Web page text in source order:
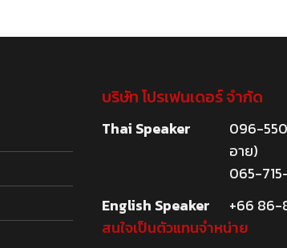
บริษัท โปรเฟนเดอร์ จำกัด
Thai Speaker
096-
อาย)
065-
English Speaker
+66 86-
สนใจเป็นตัวแทนจำหน่าย